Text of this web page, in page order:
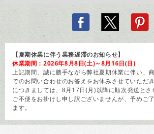
【夏期休業に伴う業務遅滞のお知らせ】
休業期間：2026年8月8日(土)～8月16日(日)
上記期間、誠に勝手ながら弊社夏期休業に伴い、
でのお問い合わせのお答えをお休みさせていただ
につきましては、8月17日(月)以降に順次発送とさ
ご不便をお掛けし申し訳ございませんが、予めご
ます。